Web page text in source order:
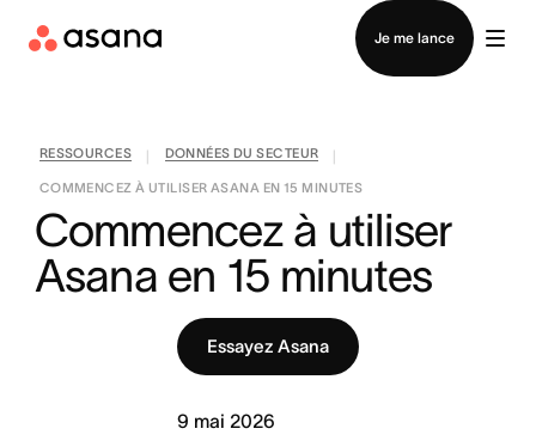
Je me lance
Contacter le service commercial
RESSOURCES DONNÉES DU SECTEUR
COMMENCEZ À UTILISER ASANA EN 15 MINUTES
Commencez à utiliser
Asana en 15 minutes
Essayez Asana
9 mai 2026